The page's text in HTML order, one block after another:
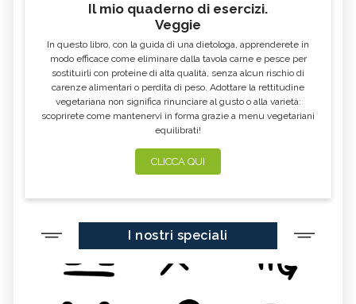
Il mio quaderno di esercizi.
Veggie
In questo libro, con la guida di una dietologa, apprenderete in
modo efficace come eliminare dalla tavola carne e pesce per
sostituirli con proteine di alta qualità, senza alcun rischio di
carenze alimentari o perdita di peso. Adottare la rettitudine
vegetariana non significa rinunciare al gusto o alla varietà:
scoprirete come mantenervi in forma grazie a menu vegetariani
equilibrati!
CLICCA QUI
I nostri speciali